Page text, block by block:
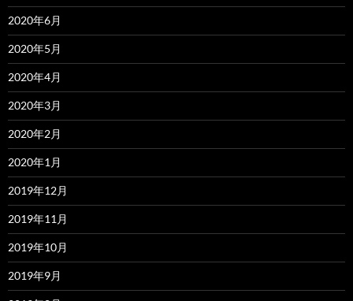
2020年6月
2020年5月
2020年4月
2020年3月
2020年2月
2020年1月
2019年12月
2019年11月
2019年10月
2019年9月